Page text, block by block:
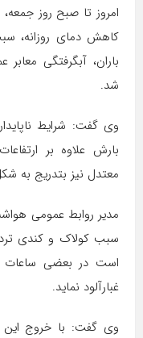
امروز تا صبح روز
کاهش دمای روزانه،
باران، آبگرفتگی
شد.
وی گفت: شرایط
بارش علاوه بر
معتدل نیز بتدریج به
مدیر روابط عمومی
سبب کولاک و کندی
است در بعضی ساعات
غبارآلود نماید.
وی گفت: با خروج این